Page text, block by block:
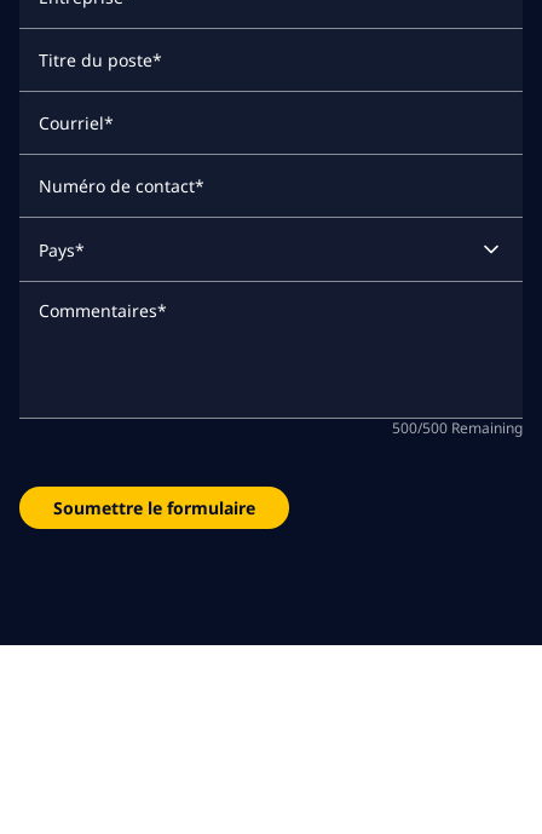
Titre du poste*
Courriel*
Numéro de contact*
Pays*
Commentaires*
500/500 Remaining
Soumettre le formulaire